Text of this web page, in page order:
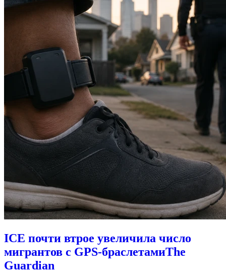
ICE почти втрое увеличила число
мигрантов с GPS-браслетамиThe
Guardian